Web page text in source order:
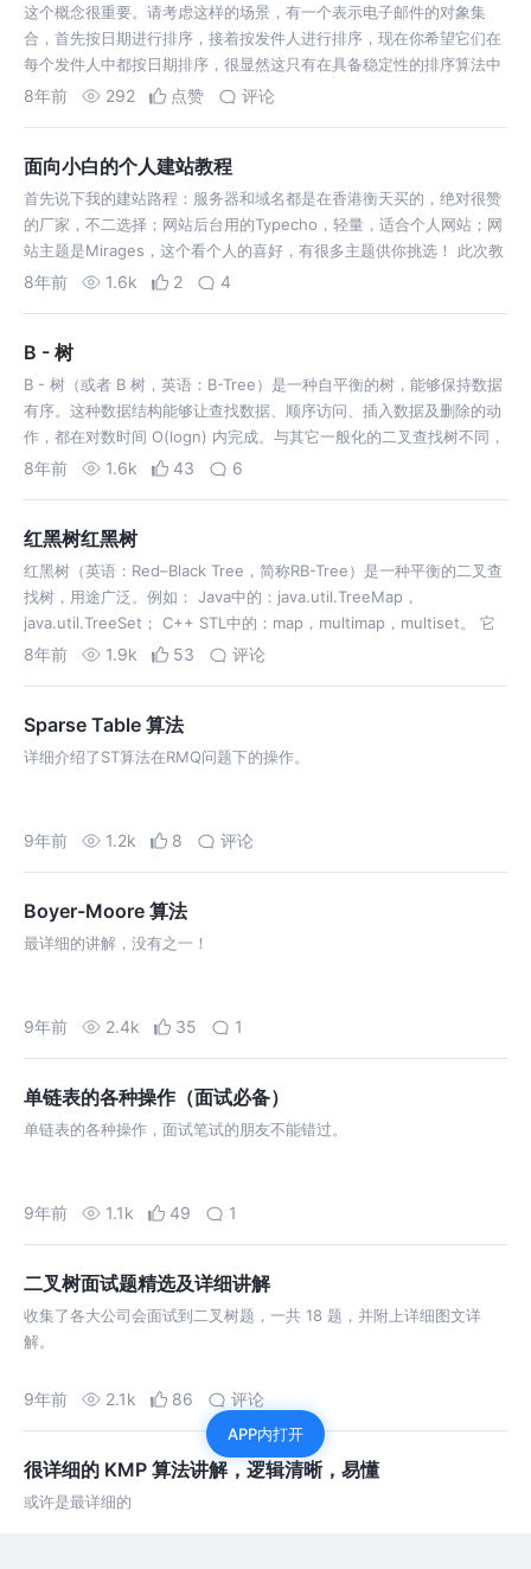
这个概念很重要。请考虑这样的场景，有一个表示电子邮件的对象集
合，首先按日期进行排序，接着按发件人进行排序，现在你希望它们在
每个发件人中都按日期排序，很显然这只有在具备稳定性的排序算法中
才会出现这种情况，快速排序和下面即将要讲的 IntroSort 都不符合，
8年前 292 点赞 评论
面向小白的个人建站教程
首先说下我的建站路程：服务器和域名都是在香港衡天买的，绝对很赞
的厂家，不二选择；网站后台用的Typecho，轻量，适合个人网站；网
站主题是Mirages，这个看个人的喜好，有很多主题供你挑选！ 此次教
程按照建站顺序依次包括： 购买服务器和域名； 服务器绑定域名，建
8年前 1.6k 2 4
B - 树
B - 树（或者 B 树，英语：B-Tree）是一种自平衡的树，能够保持数据
有序。这种数据结构能够让查找数据、顺序访问、插入数据及删除的动
作，都在对数时间 O(logn) 内完成。与其它一般化的二叉查找树不同，
它可以拥有多余 2 个子结点。 B - 树为系统大块数据的读写操作做
8年前 1.6k 43 6
红黑树红黑树
红黑树（英语：Red–Black Tree，简称RB-Tree）是一种平衡的二叉查
找树，用途广泛。例如： Java中的：java.util.TreeMap，
java.util.TreeSet； C++ STL中的：map，multimap，multiset。 它
是在1972年由…
8年前 1.9k 53 评论
Sparse Table 算法
详细介绍了ST算法在RMQ问题下的操作。
9年前 1.2k 8 评论
Boyer-Moore 算法
最详细的讲解，没有之一！
9年前 2.4k 35 1
单链表的各种操作（面试必备）
单链表的各种操作，面试笔试的朋友不能错过。
9年前 1.1k 49 1
二叉树面试题精选及详细讲解
收集了各大公司会面试到二叉树题，一共 18 题，并附上详细图文详
解。
9年前 2.1k 86 评论
很详细的 KMP 算法讲解，逻辑清晰，易懂
或许是最详细的
APP内打开